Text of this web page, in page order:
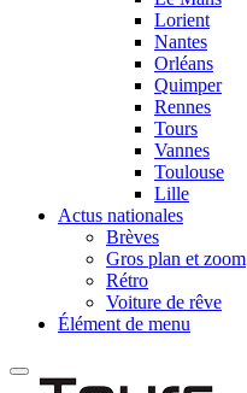
Lorient
Nantes
Orléans
Quimper
Rennes
Tours
Vannes
Toulouse
Lille
Actus nationales
Brèves
Gros plan et zoom
Rétro
Voiture de rêve
Élément de menu